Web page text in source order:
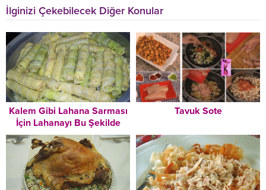
İlginizi Çekebilecek Diğer Konular
Kalem Gibi Lahana Sarması
İçin Lahanayı Bu Şekilde
Kesin Hanımlar!
Tavuk Sote